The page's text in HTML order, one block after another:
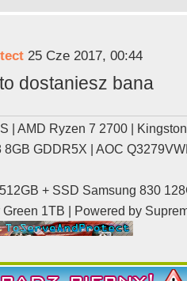
25 Cze 2017, 00:44
dostaniesz bana
| AMD Ryzen 7 2700 |
GDDR5X | AOC
+ SSD Samsung 830
1TB | Powered by